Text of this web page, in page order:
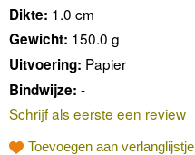
Dikte: 1.0 cm
Gewicht: 150.0 g
Uitvoering: Papier
Bindwijze: -
Schrijf als eerste een review
Toevoegen aan verlanglijstje